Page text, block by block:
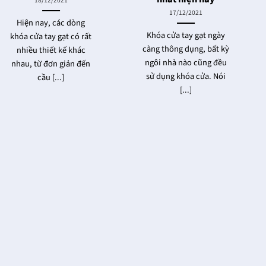
Hiện nay, các dòng
khóa cửa tay gạt có rất
nhiều thiết kế khác
nhau, từ đơn giản đến
cầu [...]
17/12/2021
Khóa cửa tay gạt ngày
càng thông dụng, bất kỳ
ngôi nhà nào cũng đều
sử dụng khóa cửa. Nói
[...]